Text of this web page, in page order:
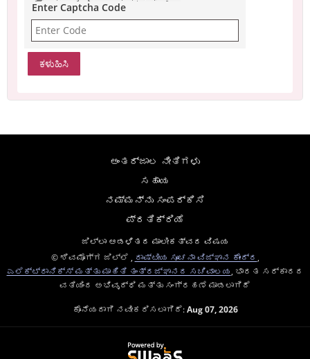
Enter Captcha Code
ಅಂತರ್ಜಾಲ ನೀತಿಗಳು
ಸಹಾಯ
ನಮ್ಮನ್ನು ಸಂಪರ್ಕಿಸಿ
ಪ್ರತಿಕ್ರಿಯೆ
ಜಿಲ್ಲಾ ಆಡಳಿತದ ಮಾಲೀಕತ್ವದ ವಿಷಯ
© ಶಿವಮೊಗ್ಗ ಜಿಲ್ಲೆ ,
ರಾಷ್ಟೀಯ ಸೂಚನಾ ವಿಜ್ಞಾನ ಕೇಂದ್ರ
ಎಲೆಕ್ಟ್ರಾನಿಕ್ಸ್ ಮತ್ತು ಮಾಹಿತಿ ತಂತ್ರಜ್ಞಾನದ ಸಚಿವಾಲಯ , ಭಾರತ ಸರ್ಕಾರದ
ವತಿಯಿಂದ ಅಭಿವೃದ್ಧಿ ಮತ್ತು ಸಂಗ್ರಹಣೆ ಮಾಡಲಾಗಿದೆ
ಕೊನೆಯದಾಗಿ ನವೀಕರಿಸಲಾಗಿದೆ:Aug 07, 2026